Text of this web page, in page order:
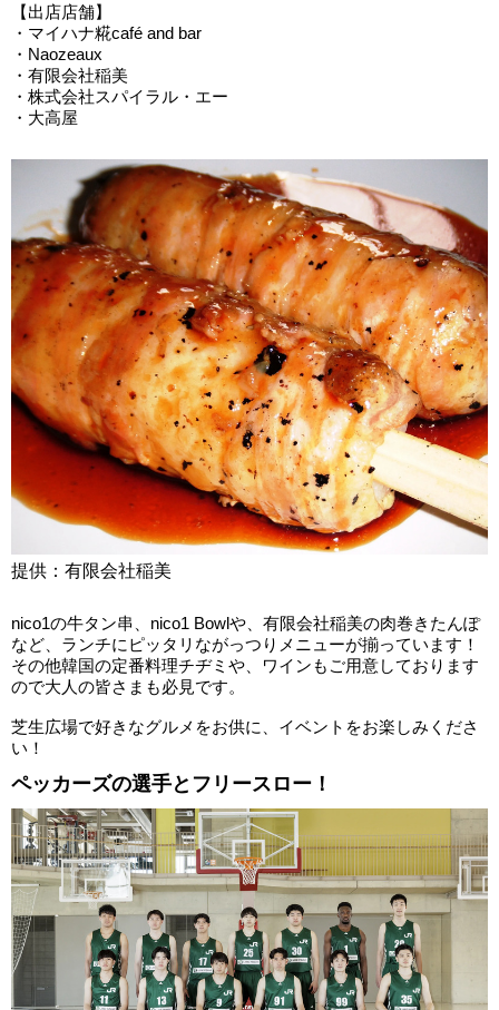
【出店店舗】
・マイハナ糀café and bar
・Naozeaux
・有限会社稲美​
・株式会社スパイラル・エー​
・大高屋
提供：有限会社稲美
nico1の牛タン串、nico1 Bowlや、有限会社稲美の肉巻きたんぽ
など、ランチにピッタリながっつりメニューが揃っています！
その他韓国の定番料理チヂミや、ワインもご用意しております
ので大人の皆さまも必見です。
芝生広場で好きなグルメをお供に、イベントをお楽しみくださ
い！
ペッカーズの選手とフリースロー！